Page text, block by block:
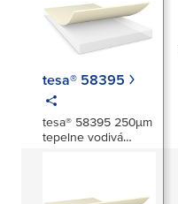
tesa® 58395
tesa® 58395 250µm
tepelne vodivá